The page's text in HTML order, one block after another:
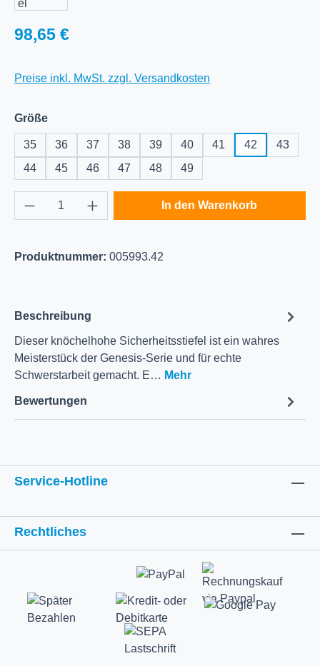
Regulärer Preis:
98,65 €
Preise inkl. MwSt. zzgl. Versandkosten
Größeauswählen
35 36 37 38 39 40 41 42
43
44
45 46 47 48 49
Produkt Anzahl: Gib den gewünschten
In den Warenkorb
Produktnummer: 005993.42
Beschreibung
Dieser knöchelhohe Sicherheitsstiefel ist ein wahres
Meisterstück der Genesis-Serie und für echte
Schwerstarbeit gemacht. E… Mehr
Bewertungen
Service-Hotline
Rechtliches